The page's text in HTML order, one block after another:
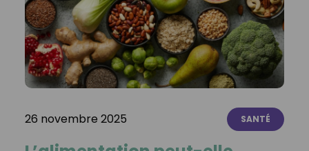
26 novembre 2025 SANTÉ